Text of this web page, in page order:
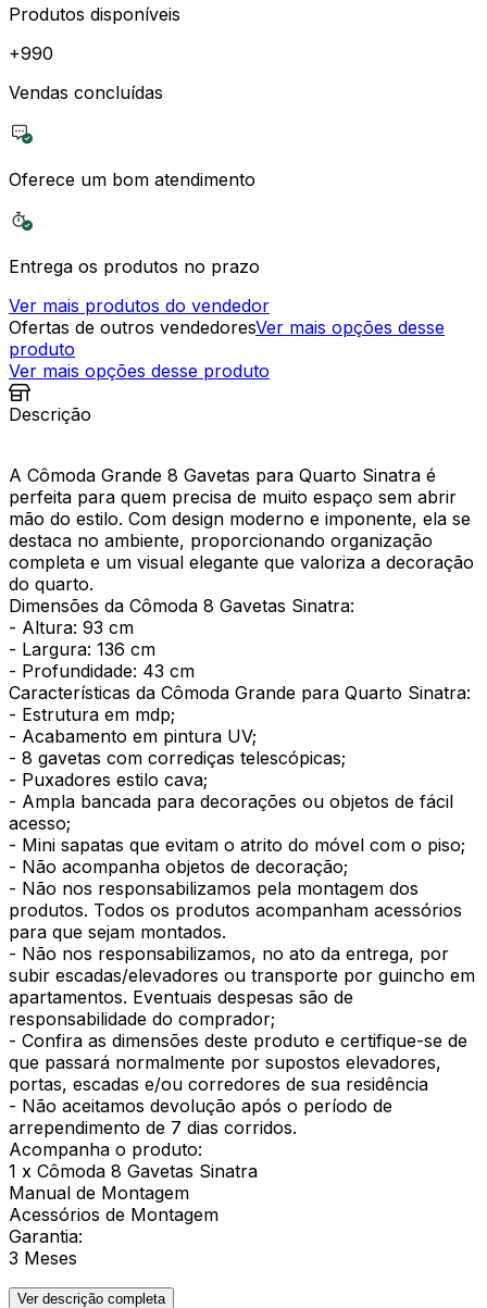
Produtos disponíveis
+990
Vendas concluídas
Oferece um bom atendimento
Entrega os produtos no prazo
Ver mais produtos do vendedor
Ofertas de outros vendedoresVer mais opções desse
produto
Ver mais opções desse produto
Descrição
A Cômoda Grande 8 Gavetas para Quarto Sinatra é
perfeita para quem precisa de muito espaço sem abrir
mão do estilo. Com design moderno e imponente, ela se
destaca no ambiente, proporcionando organização
completa e um visual elegante que valoriza a decoração
do quarto.
Dimensões da Cômoda 8 Gavetas Sinatra:
- Altura: 93 cm
- Largura: 136 cm
- Profundidade: 43 cm
Características da Cômoda Grande para Quarto Sinatra:
- Estrutura em mdp;
- Acabamento em pintura UV;
- 8 gavetas com corrediças telescópicas;
- Puxadores estilo cava;
- Ampla bancada para decorações ou objetos de fácil
acesso;
- Mini sapatas que evitam o atrito do móvel com o piso;
- Não acompanha objetos de decoração;
- Não nos responsabilizamos pela montagem dos
produtos. Todos os produtos acompanham acessórios
para que sejam montados.
- Não nos responsabilizamos, no ato da entrega, por
subir escadas/elevadores ou transporte por guincho em
apartamentos. Eventuais despesas são de
responsabilidade do comprador;
- Confira as dimensões deste produto e certifique-se de
que passará normalmente por supostos elevadores,
portas, escadas e/ou corredores de sua residência
- Não aceitamos devolução após o período de
arrependimento de 7 dias corridos.
Acompanha o produto:
1 x Cômoda 8 Gavetas Sinatra
Manual de Montagem
Acessórios de Montagem
Garantia:
3 Meses
Ver descrição completa